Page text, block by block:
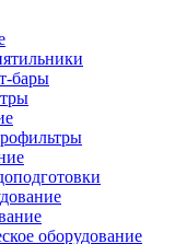
бары
оборудование